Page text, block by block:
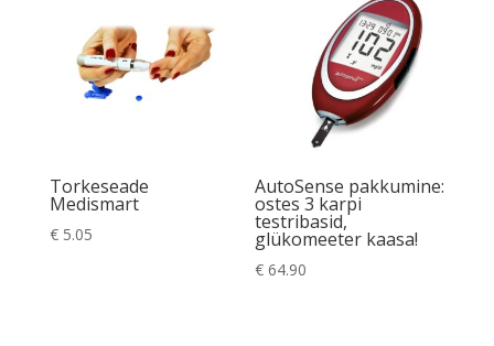
Torkeseade
Medismart
€5.05
AutoSense pakkumine:
ostes 3 karpi
testribasid,
glükomeeter kaasa!
€ 64.90